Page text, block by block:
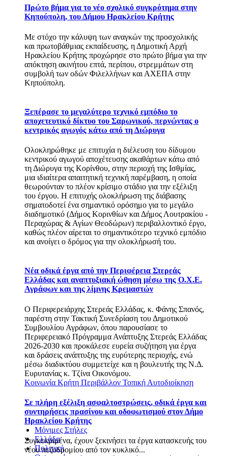
Πρώτο βήμα για το νέο σχολικό συγκρότημα στην
Κηπούπολη, του Δήμου Ηρακλείου Κρήτης
Με στόχο την κάλυψη των αναγκών της προσχολικής
και πρωτοβάθμιας εκπαίδευσης, η Δημοτική Αρχή
Ηρακλείου Κρήτης προχώρησε στο πρώτο βήμα για την
απόκτηση ακινήτου επτά, περίπου, στρεμμάτων στη
συμβολή των οδών Φιλελλήνων και ΑΧΕΠΑ στην
Κηπούπολη.
Ξεπέρασε το μεγαλύτερο τεχνικό εμπόδιο το
αποχετευτικό δίκτυο του Σαρωνικού, περνώντας ο
κεντρικός αγωγός κάτω από τη Διώρυγα
Ολοκληρώθηκε με επιτυχία η διέλευση του δίδυμου
κεντρικού αγωγού αποχέτευσης ακαθάρτων κάτω από
τη Διώρυγα της Κορίνθου, στην περιοχή της Ισθμίας,
μια ιδιαίτερα απαιτητική τεχνική παρέμβαση, η οποία
θεωρούνταν το πλέον κρίσιμο στάδιο για την εξέλιξη
του έργου. Η επιτυχής ολοκλήρωση της διάβασης
σηματοδοτεί ένα σημαντικό ορόσημο για το μεγάλο
διαδημοτικό (Δήμος Κορινθίων και Δήμος Λουτρακίου -
Περαχώρας & Αγίων Θεοδώρων) περιβαλλοντικό έργο,
καθώς πλέον αίρεται το σημαντικότερο τεχνικό εμπόδιο
και ανοίγει ο δρόμος για την ολοκλήρωσή του.
Νέα οδικά έργα από την Περιφέρεια Στερεάς
Ελλάδας και αναπτυξιακή ώθηση μέσω της Ο.Χ.Ε.
Αγράφων και της λίμνης Κρεμαστών
Ο Περιφερειάρχης Στερεάς Ελλάδας, κ. Φάνης Σπανός,
παρέστη στην Τακτική Συνεδρίαση του Δημοτικού
Συμβουλίου Αγράφων, όπου παρουσίασε το
Περιφερειακό Πρόγραμμα Ανάπτυξης Στερεάς Ελλάδας
2026-2030 και προκάλεσε ευρεία συζήτηση για έργα
και δράσεις ανάπτυξης της ευρύτερης περιοχής, ενώ
μέσω διαδικτύου συμμετείχε και η βουλευτής της Ν.Δ.
Ευρυτανίας κ. Τζίνα Οικονόμου.
Κοινωνία Κρήτη Περιβάλλον Τοπική Αυτοδιοίκηση
Σε πλήρη εξέλιξη ασφαλτοστρώσεις, οδικά έργα και
συντηρήσεις πρασίνου και οδοφωτισμού στον Δήμο
Ηρακλείου Κρήτης
Συγκεκριμένα, έχουν ξεκινήσει τα έργα κατασκευής του
νέου πεζοδρομίου από τον κυκλικό...
Μόνιμες Στήλες
Ελλάδα
Πολιτική